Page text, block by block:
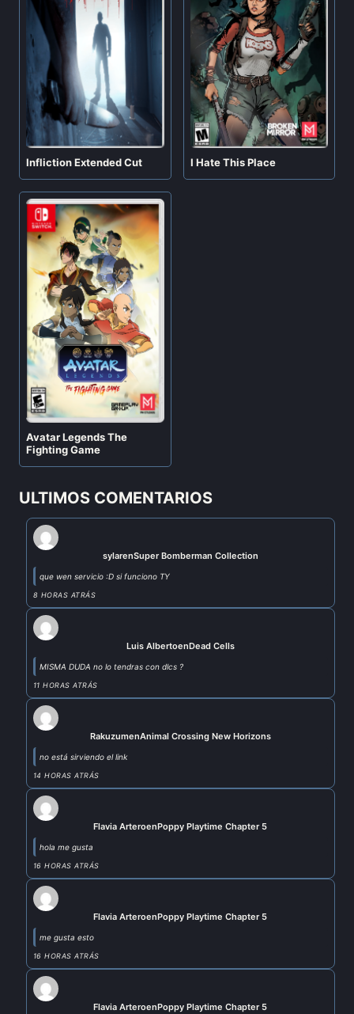
Infliction Extended Cut I Hate This Place
Avatar Legends The
Fighting Game
ULTIMOS COMENTARIOS
sylarenSuper Bomberman Collection
que wen servicio :D si funciono TY
8 HORAS ATRÁS
Luis AlbertoenDead Cells
MISMA DUDA no lo tendras con dlcs ?
11 HORAS ATRÁS
RakuzumenAnimal Crossing New Horizons
no está sirviendo el link
14 HORAS ATRÁS
Flavia ArteroenPoppy Playtime Chapter 5
hola me gusta
16 HORAS ATRÁS
Flavia ArteroenPoppy Playtime Chapter 5
me gusta esto
16 HORAS ATRÁS
Flavia ArteroenPoppy Playtime Chapter 5